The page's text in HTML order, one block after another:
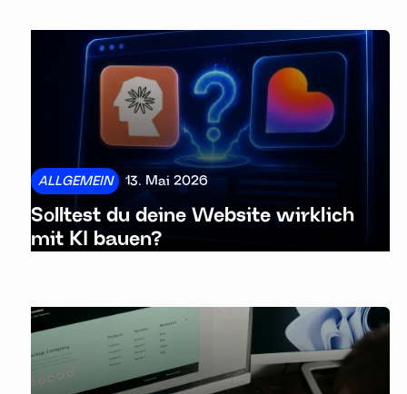
ALLGEMEIN 13. Mai 2026
Solltest du deine Website wirklich
mit KI bauen?